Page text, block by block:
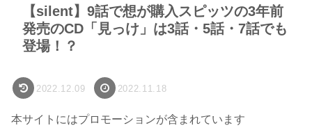
【silent】9話で想が購入スピッツの3年前
発売のCD「見っけ」は3話・5話・7話でも
登場！？
2022.12.09 2022.11.18
本サイトにはプロモーションが含まれています